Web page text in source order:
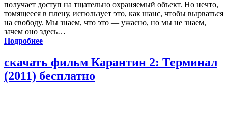
получает доступ на тщательно охраняемый объект. Но нечто,
томящееся в плену, использует это, как шанс, чтобы вырваться
на свободу. Мы знаем, что это — ужасно, но мы не знаем,
зачем оно здесь…
Подробнее
скачать фильм Карантин 2: Терминал
(2011) бесплатно